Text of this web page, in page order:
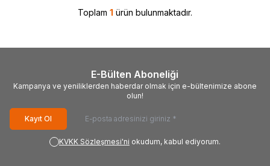
Toplam 1 ürün bulunmaktadır.
E-Bülten Aboneliği
Kampanya ve yeniliklerden haberdar olmak için e-bültenimize abone
olun!
Kayıt Ol
KVKK Sözleşmesi'ni okudum, kabul ediyorum.